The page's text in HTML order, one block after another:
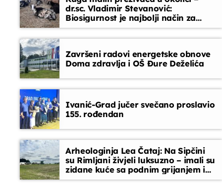
Slušatelji uređuju
dr.sc. Vladimir Stevanović:
Biosigurnost je najbolji način za
sprječavanje ulaska bolesti
Završeni radovi energetske obnove
Doma zdravlja i OŠ Đure Deželića
Ivanić-Grad jučer svečano proslavio
155. rođendan
Arheologinja Lea Čataj: Na Sipčini
su Rimljani živjeli luksuzno – imali su
zidane kuće sa podnim grijanjem i
oslikanim zidovima